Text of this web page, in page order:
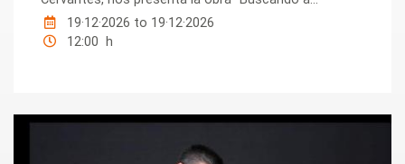
19·12·2026 to 19·12·2026
12:00 h